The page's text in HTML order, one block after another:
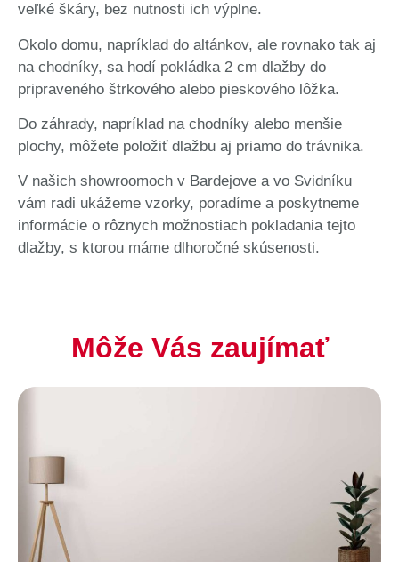
veľké škáry, bez nutnosti ich výplne.
Okolo domu, napríklad do altánkov, ale rovnako tak aj
na chodníky, sa hodí pokládka 2 cm dlažby do
pripraveného štrkového alebo pieskového lôžka.
Do záhrady, napríklad na chodníky alebo menšie
plochy, môžete položiť dlažbu aj priamo do trávnika.
V našich showroomoch v Bardejove a vo Svidníku
vám radi ukážeme vzorky, poradíme a poskytneme
informácie o rôznych možnostiach pokladania tejto
dlažby, s ktorou máme dlhoročné skúsenosti.
Môže Vás zaujímať